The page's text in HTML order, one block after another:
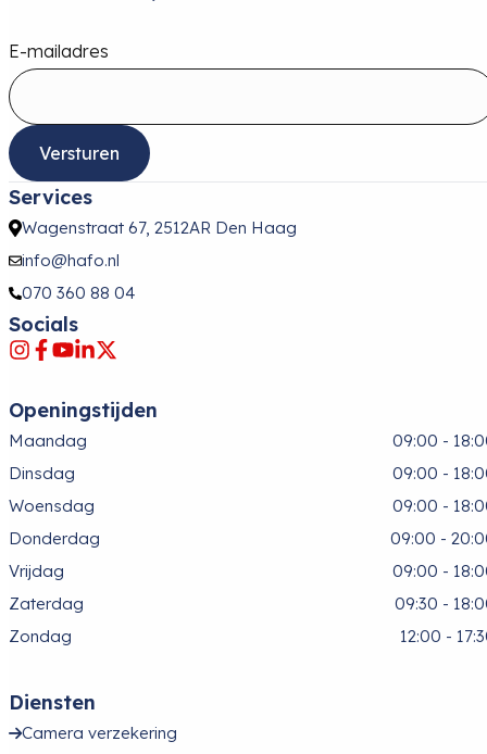
E-mailadres
Versturen
Services
Wagenstraat 67, 2512AR Den Haag
info@hafo.nl
070 360 88 04
Socials
Openingstijden
Maandag
09:00 -
Dinsdag
09:00 -
Woensdag
09:00 -
Donderdag
09:00 -
Vrijdag
09:00 -
Zaterdag
09:30 -
Zondag
12:00 -
Diensten
Camera verzekering